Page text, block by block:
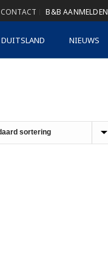
CONTACT B&B AANMELDEN
NIEUWS